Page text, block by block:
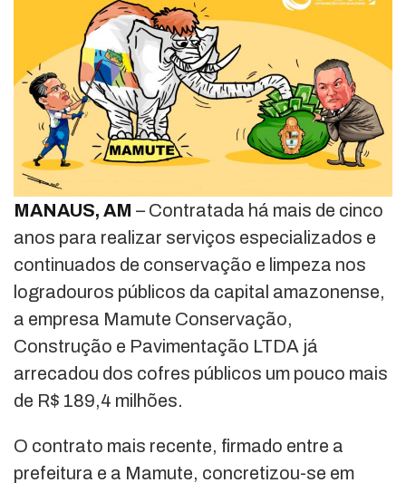
MANAUS, AM – Contratada há mais de cinco
anos para realizar serviços especializados e
continuados de conservação e limpeza nos
logradouros públicos da capital amazonense,
a empresa Mamute Conservação,
Construção e Pavimentação LTDA já
arrecadou dos cofres públicos um pouco mais
de R$ 189,4 milhões.
O contrato mais recente, firmado entre a
prefeitura e a Mamute, concretizou-se em